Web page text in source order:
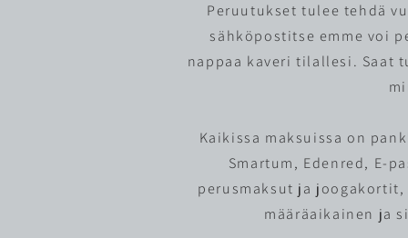
Peruutukset tulee tehdä
sähköpostitse emme voi
nappaa kaveri tilallesi. Saat
Kaikissa maksuissa on
Smartum, Edenred, E-
perusmaksut ja
määräaikainen ja